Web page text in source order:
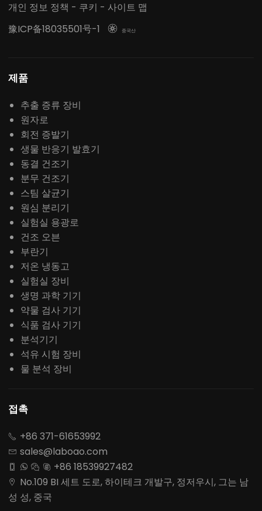
개인 정보 정책 - 쿠키 - 사이트 맵
豫ICP备18035501号-1
 중국산
제품
추출 증류 장비
원자로
회전 증발기
생물 반응기 발효기
동결 건조기
분무 건조기
스팀 살균기
원심 분리기
실험실 용광로
건조 오븐
부란기
저온 냉동고
실험실 장비
생명 과학 기기
약물 검사 기기
식품 검사 기기
분석기기
석유 시험 장비
물 분석 장비
접촉
 +86 371-61653992
 sales@laboao.com
    +86 18539927482

No.109 BI 세트 도로, 하이테크 개발구, 정저우시, 그는 남
성 성, 중국